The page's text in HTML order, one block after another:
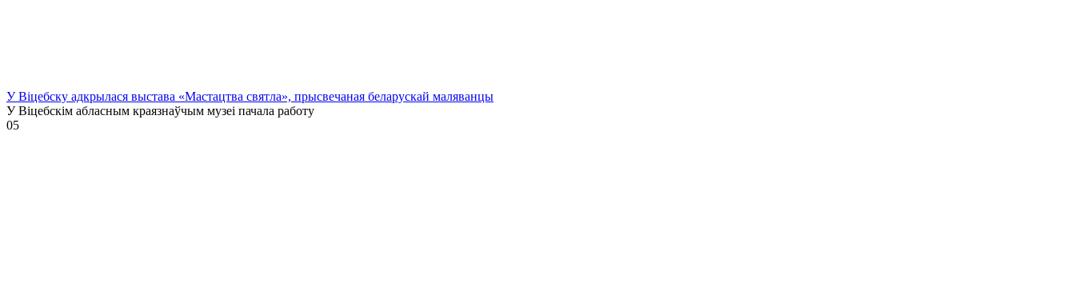
У Віцебску адкрылася выстава «Мастацтва святла», прысвечаная беларускай маляванцы
У Віцебскім абласным краязнаўчым музеі пачала работу
05